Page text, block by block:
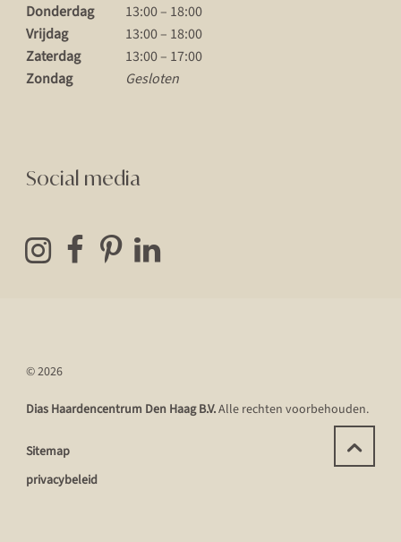
Donderdag
13:00 – 18:00
Vrijdag
13:00 – 18:00
Zaterdag
13:00 – 17:00
Zondag
Gesloten
Social media
© 2026
Dias Haardencentrum Den Haag B.V.Alle rechten voorbehouden.
Sitemap
privacybeleid